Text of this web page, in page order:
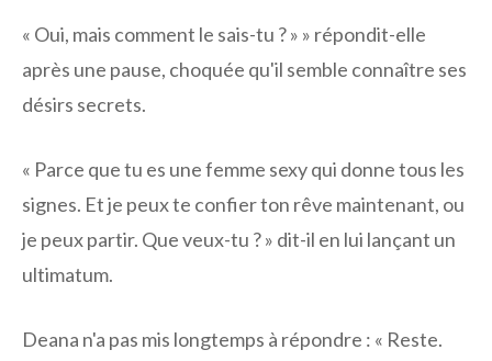
« Oui, mais comment le sais-tu ? » » répondit-elle
après une pause, choquée qu'il semble connaître ses
désirs secrets.
« Parce que tu es une femme sexy qui donne tous les
signes. Et je peux te confier ton rêve maintenant, ou
je peux partir. Que veux-tu ? » dit-il en lui lançant un
ultimatum.
Deana n'a pas mis longtemps à répondre : « Reste.